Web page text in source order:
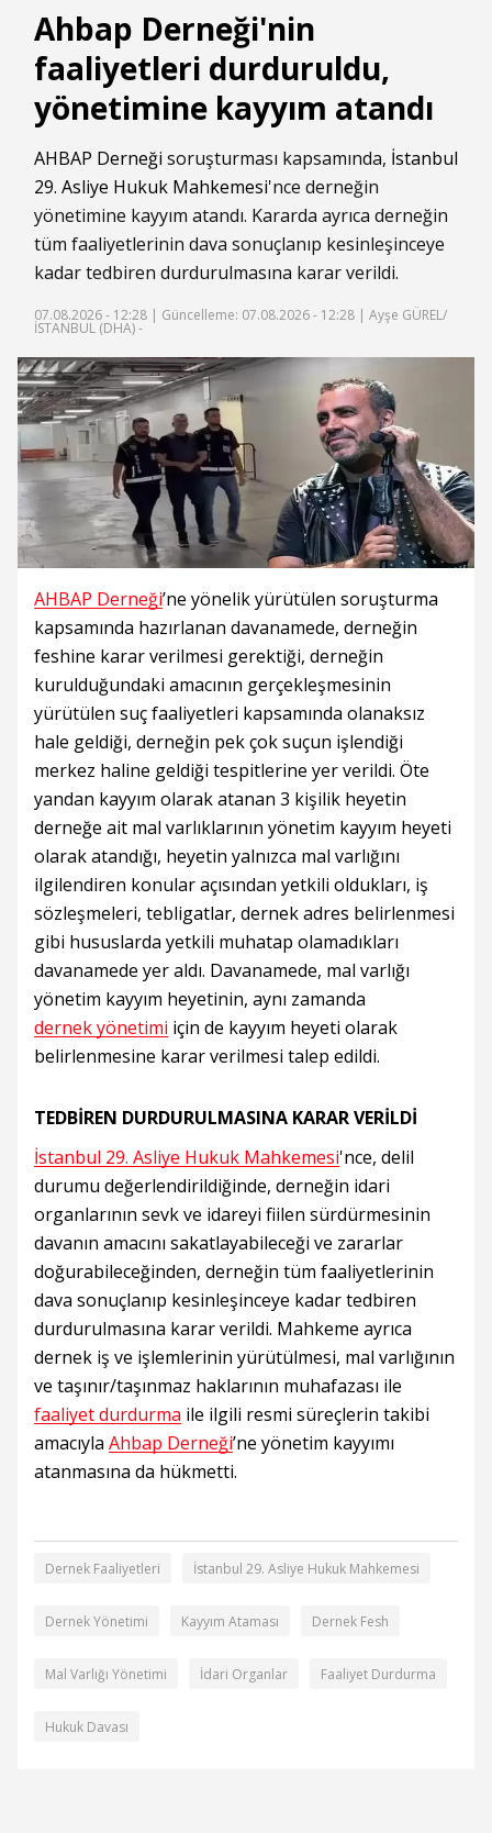
Ahbap Derneği'nin
faaliyetleri durduruldu,
yönetimine kayyım atandı
AHBAP Derneği soruşturması kapsamında, İstanbul
29. Asliye Hukuk Mahkemesi'nce derneğin
yönetimine kayyım atandı. Kararda ayrıca derneğin
tüm faaliyetlerinin dava sonuçlanıp kesinleşinceye
kadar tedbiren durdurulmasına karar verildi.
07.08.2026 - 12:28 | Güncelleme: 07.08.2026 - 12:28 | Ayşe GÜREL/
İSTANBUL (DHA) -
AHBAP Derneği’ne yönelik yürütülen soruşturma
kapsamında hazırlanan davanamede, derneğin
feshine karar verilmesi gerektiği, derneğin
kurulduğundaki amacının gerçekleşmesinin
yürütülen suç faaliyetleri kapsamında olanaksız
hale geldiği, derneğin pek çok suçun işlendiği
merkez haline geldiği tespitlerine yer verildi. Öte
yandan kayyım olarak atanan 3 kişilik heyetin
derneğe ait mal varlıklarının yönetim kayyım heyeti
olarak atandığı, heyetin yalnızca mal varlığını
ilgilendiren konular açısından yetkili oldukları, iş
sözleşmeleri, tebligatlar, dernek adres belirlenmesi
gibi hususlarda yetkili muhatap olamadıkları
davanamede yer aldı. Davanamede, mal varlığı
yönetim kayyım heyetinin, aynı zamanda
dernek yönetimi için de kayyım heyeti olarak
belirlenmesine karar verilmesi talep edildi.
TEDBİREN DURDURULMASINA KARAR VERİLDİ
İstanbul 29. Asliye Hukuk Mahkemesi'nce, delil
durumu değerlendirildiğinde, derneğin idari
organlarının sevk ve idareyi fiilen sürdürmesinin
davanın amacını sakatlayabileceği ve zararlar
doğurabileceğinden, derneğin tüm faaliyetlerinin
dava sonuçlanıp kesinleşinceye kadar tedbiren
durdurulmasına karar verildi. Mahkeme ayrıca
dernek iş ve işlemlerinin yürütülmesi, mal varlığının
ve taşınır/taşınmaz haklarının muhafazası ile
faaliyet durdurma ile ilgili resmi süreçlerin takibi
amacıyla Ahbap Derneği’ne yönetim kayyımı
atanmasına da hükmetti.
Dernek Faaliyetleri İstanbul 29. Asliye Hukuk Mahkemesi
Dernek Yönetimi Kayyım Ataması Dernek Fesh
Mal Varlığı Yönetimi İdari Organlar Faaliyet Durdurma
Hukuk Davası